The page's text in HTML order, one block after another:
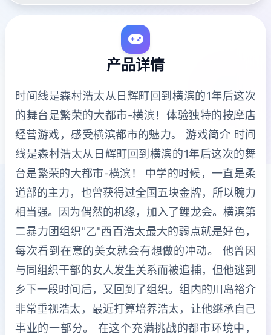
产品详情
时间线是森村浩太从日辉町回到横滨的1年后这次
的舞台是繁荣的大都市-横滨！体验独特的按摩店
经营游戏，感受横滨都市的魅力。 游戏简介 时间
线是森村浩太从日辉町回到横滨的1年后这次的舞
台是繁荣的大都市-横滨！ 中学的时候，一直是柔
道部的主力，也曾获得过全国五块金牌，所以腕力
相当强。因为偶然的机缘，加入了鲤龙会。横滨第
二暴力团组织"乙"西百浩太最大的弱点就是好色，
每次看到在意的美女就会有想做的冲动。 他曾因
与同组织干部的女人发生关系而被追捕，但他逃到
乡下一段时间后，又回到了组织。组内的川岛裕介
非常重视浩太，最近打算培养浩太，让他继承自己
事业的一部分。 在这个充满挑战的都市环境中，